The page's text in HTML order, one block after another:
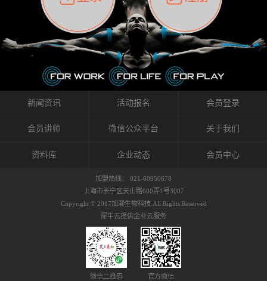
皮肤的敏感度也有不同。因此我们KINESIO要做
的，是在研发生产过程中竭尽全力的降低致敏
性，减少贴布本身带来的致敏率。那到底是什
么原因引起的过敏瘙痒呢？我整理了以下内容
仅供大家参考，希望能给予大家帮助。首先我
们分析解剖下过敏的原因，然后简说一下
KINESIO贴布贴扎后预防应对。我把导致过敏的
原因，简单分为外因和内因。外因1，贴布贴布
括：1）面料的伸展率、回缩率、纤维的刺激
能会给皮肤带来过度的刺激，从而引起过敏瘙
有毒细菌和无毒细菌，它们起着保持身体平衡
的作用。 Kinesio肌内效贴不像药物那样在短时
间内表现出症状，而是通过花费时间创造一个
对身体没有伤害（副作用等）的环境来减轻症
状。 但是，由于营养、精神、运动的平衡被破
坏，各种细胞就会发生病态变化。 在一定的状
态下，细胞因子会自动捕捉异常，并在细胞之
间传递适当的修复信息。可以收集各自所需的
因子级联；细胞因子的连锁反应）。 如果这种
者甚至提供不需要的物质。 因此，身体所需的
自然愈合能力不仅不能发挥作用，反而会造成
恶化的环境。Kinesio肌内效贴的作用，就是解
决这些问题。 KinesioTaping ® （Kinesio贴扎
疗法）的概念是空（空间），动（流动），冷
（抑制热的上升），为了实现这些，贴布的质
作出来。 特别地，Kinesio Medical
Tappling®（Kinesio医疗贴扎）通过从皮肤表面
长时间给予适...
肤上下左右运动，有效的辅助修复关节周围组
织的筋膜。它可以作用于关节或肌肉表面，释
放压力，刺激深层筋膜。“雪花”贴扎疗法是一
种可以改变肌肉、筋膜和间质液之间自然流动
关系的方法。 间质液间质被称为人体的新器
官。研究人员认为，整个身体的网络是由坚韧
且柔软的蛋白质结构所支撑的相互连接的充满
流体的空间构成的。如果作为脏器，这是人体
最大的脏器，约占体重的20%（相比之下，皮
内流通，有助于细胞的再生和恢复。“1”“雪花”
周围进行轻柔的刺激，改善受影响的关节和肌
到辅助修复损伤组织的作用。对组织的营养供
膜，韧带和关节周围皮下组织的关节囊。 流
体力学理论加濑博士-Kinesio肌内效贴布的发明
人流体力学理论是以对日常生活产生反复影响
的纤细筋膜的性质为焦点。 筋膜容易受到外部
新闻资讯 活动报名 会员登录
会员讲师 微信公众平台 关于我们
资料库 企业动态 会员中心
加盟热线： 021-60950678
上海市长宁区天山路600弄1号3007
Copyright © 2017加濑生物科技.All Rights Reserved
犀牛云提供企业云服务
微信二维码 官方微信